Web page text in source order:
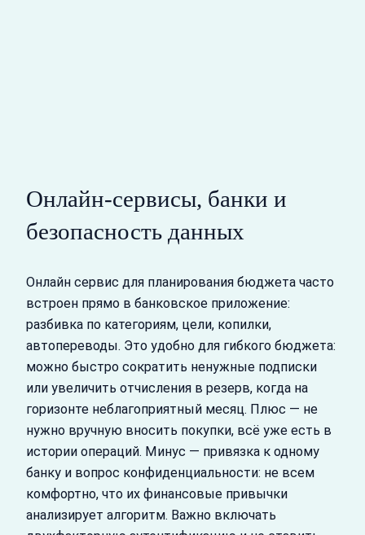
Онлайн-сервисы, банки и
безопасность данных
Онлайн сервис для планирования бюджета часто
встроен прямо в банковское приложение:
разбивка по категориям, цели, копилки,
автопереводы. Это удобно для гибкого бюджета:
можно быстро сократить ненужные подписки
или увеличить отчисления в резерв, когда на
горизонте неблагоприятный месяц. Плюс — не
нужно вручную вносить покупки, всё уже есть в
истории операций. Минус — привязка к одному
банку и вопрос конфиденциальности: не всем
комфортно, что их финансовые привычки
анализирует алгоритм. Важно включать